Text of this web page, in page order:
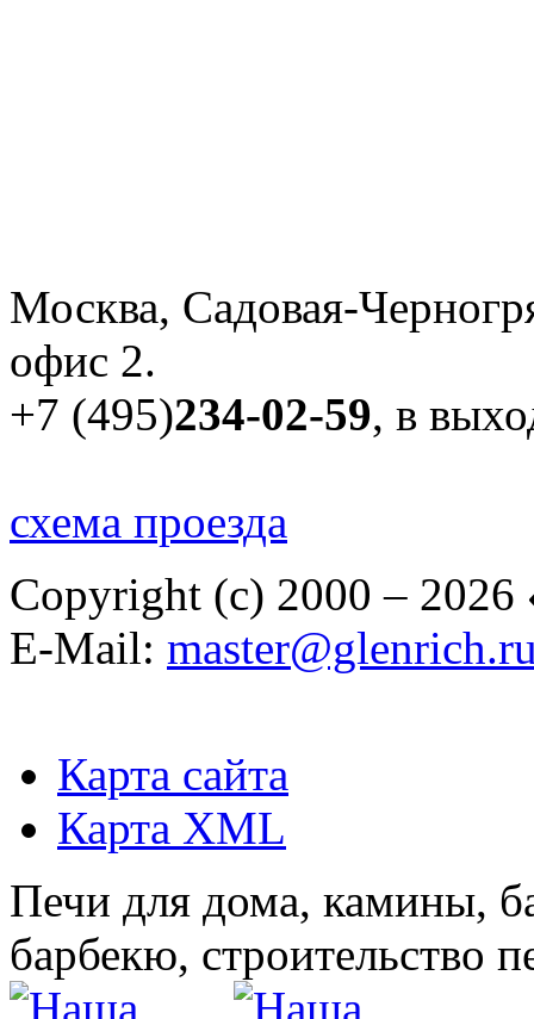
Москва, Садовая-
офис 2.
+7 (495)234-02-59, в
схема проезда
Copyright (c) 2000 – 2026
E-Mail:
Карта сайта
Карта XML
Печи для дома, камины,
барбекю, строительство